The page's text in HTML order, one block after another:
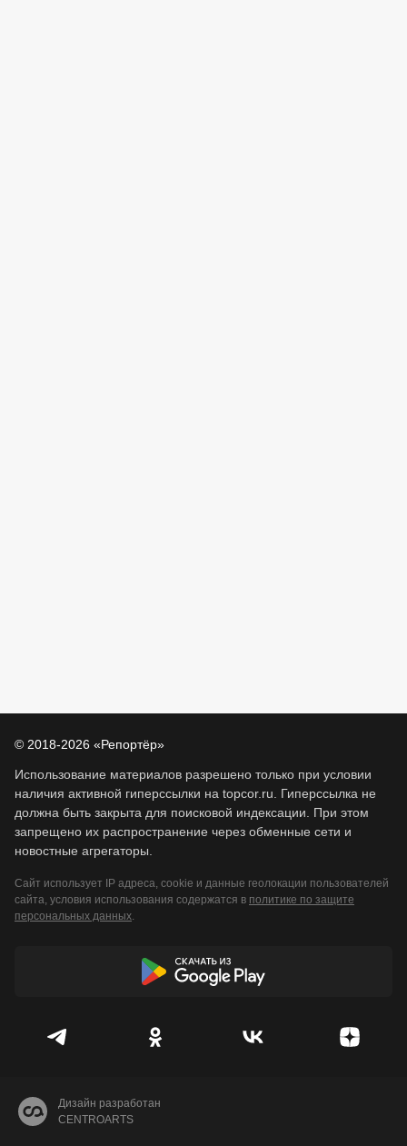
© 2018-2026 «Репортёр»
Использование материалов разрешено только при условии
наличия активной гиперссылки на topcor.ru. Гиперссылка не
должна быть закрыта для поисковой индексации. При этом
запрещено их распространение через обменные сети и
новостные агрегаторы.
Сайт использует IP адреса, cookie и данные геолокации пользователей
сайта, условия использования содержатся в политике по защите
персональных данных.
Дизайн разработан
CENTROARTS